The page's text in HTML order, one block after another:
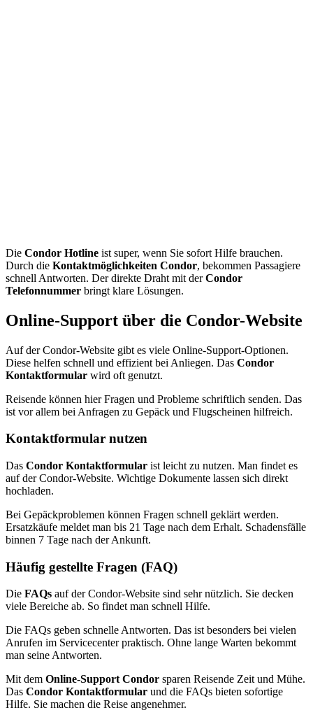
Die Condor Hotline ist super, wenn Sie sofort Hilfe brauchen.
Durch die Kontaktmöglichkeiten Condor, bekommen Passagiere
schnell Antworten. Der direkte Draht mit derCondor
Telefonnummer bringt klare Lösungen.
Online-Support über die Condor-Website
Auf der Condor-Website gibt es viele Online-Support-Optionen.
Diese helfen schnell und effizient bei Anliegen. Das Condor
Kontaktformular wird oft genutzt.
Reisende können hier Fragen und Probleme schriftlich senden. Das
ist vor allem bei Anfragen zu Gepäck und Flugscheinen hilfreich.
Kontaktformular nutzen
Das Condor Kontaktformular ist leicht zu nutzen. Man findet es
auf der Condor-Website. Wichtige Dokumente lassen sich direkt
hochladen.
Bei Gepäckproblemen können Fragen schnell geklärt werden.
Ersatzkäufe meldet man bis 21 Tage nach dem Erhalt. Schadensfälle
binnen 7 Tage nach der Ankunft.
Häufig gestellte Fragen (FAQ)
Die FAQs auf der Condor-Website sind sehr nützlich. Sie decken
viele Bereiche ab. So findet man schnell Hilfe.
Die FAQs geben schnelle Antworten. Das ist besonders bei vielen
Anrufen im Servicecenter praktisch. Ohne lange Warten bekommt
man seine Antworten.
Mit dem Online-Support Condor sparen Reisende Zeit und Mühe.
Das Condor Kontaktformular und die FAQs bieten sofortige
Hilfe. Sie machen die Reise angenehmer.